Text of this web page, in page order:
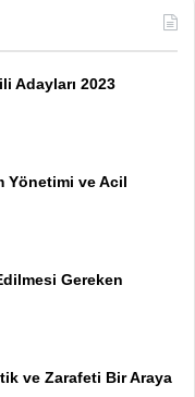
Adayları 2023
Yönetimi ve Acil
Gereken
ve Zarafeti Bir Araya